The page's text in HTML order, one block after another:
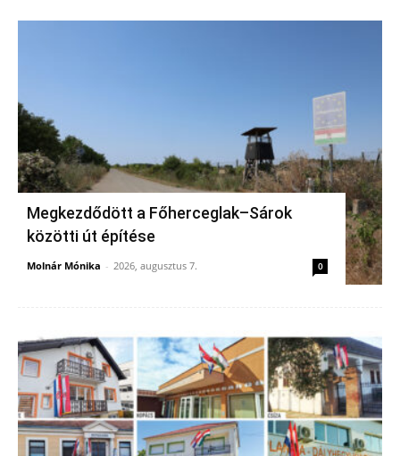
Megkezdődött a Főherceglak–Sárok
közötti út építése
Molnár Mónika - 2026, augusztus 7. 0